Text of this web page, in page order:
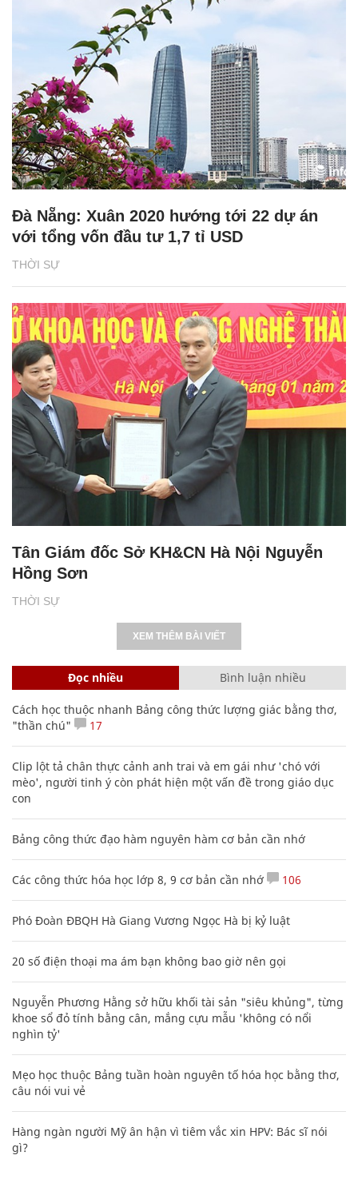
THỜI SỰ
Đà Nẵng: Xuân 2020 hướng tới 22 dự án
với tổng vốn đầu tư 1,7 tỉ USD
THỜI SỰ
Tân Giám đốc Sở KH&CN Hà Nội Nguyễn
Hồng Sơn
XEM THÊM BÀI VIẾT
Đọc nhiều Bình luận nhiều
Cách học thuộc nhanh Bảng công thức lượng giác bằng thơ,
"thần chú"
17
Clip lột tả chân thực cảnh anh trai và em gái như 'chó với
mèo', người tinh ý còn phát hiện một vấn đề trong giáo dục
con
Bảng công thức đạo hàm nguyên hàm cơ bản cần nhớ
Các công thức hóa học lớp 8, 9 cơ bản cần nhớ 106
Phó Đoàn ĐBQH Hà Giang Vương Ngọc Hà bị kỷ luật
20 số điện thoại ma ám bạn không bao giờ nên gọi
Nguyễn Phương Hằng sở hữu khối tài sản "siêu khủng", từng
khoe sổ đỏ tính bằng cân, mắng cựu mẫu 'không có nổi
nghìn tỷ'
Mẹo học thuộc Bảng tuần hoàn nguyên tố hóa học bằng thơ,
câu nói vui vẻ
Hàng ngàn người Mỹ ân hận vì tiêm vắc xin HPV: Bác sĩ nói
gì?